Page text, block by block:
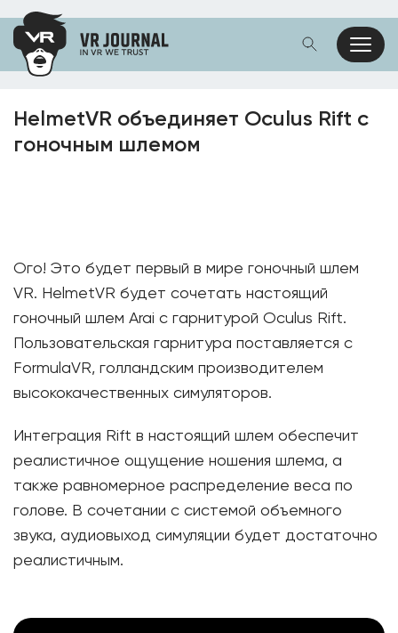
HelmetVR объединяет Oculus Rift с
гоночным шлемом
Ого! Это будет первый в мире гоночный шлем
VR. HelmetVR будет сочетать настоящий
гоночный шлем Arai с гарнитурой Oculus Rift.
Пользовательская гарнитура поставляется с
FormulaVR, голландским производителем
высококачественных симуляторов.
Интеграция Rift в настоящий шлем обеспечит
реалистичное ощущение ношения шлема, а
также равномерное распределение веса по
голове. В сочетании с системой объемного
звука, аудиовыход симуляции будет достаточно
реалистичным.